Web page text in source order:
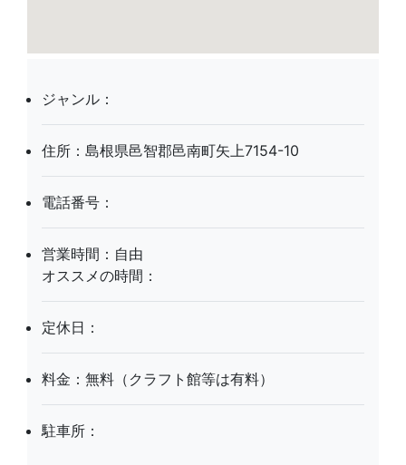
ジャンル：
住所：島根県邑智郡邑南町矢上7154-10
電話番号：
営業時間：自由
オススメの時間：
定休日：
料金：無料（クラフト館等は有料）
駐車所：